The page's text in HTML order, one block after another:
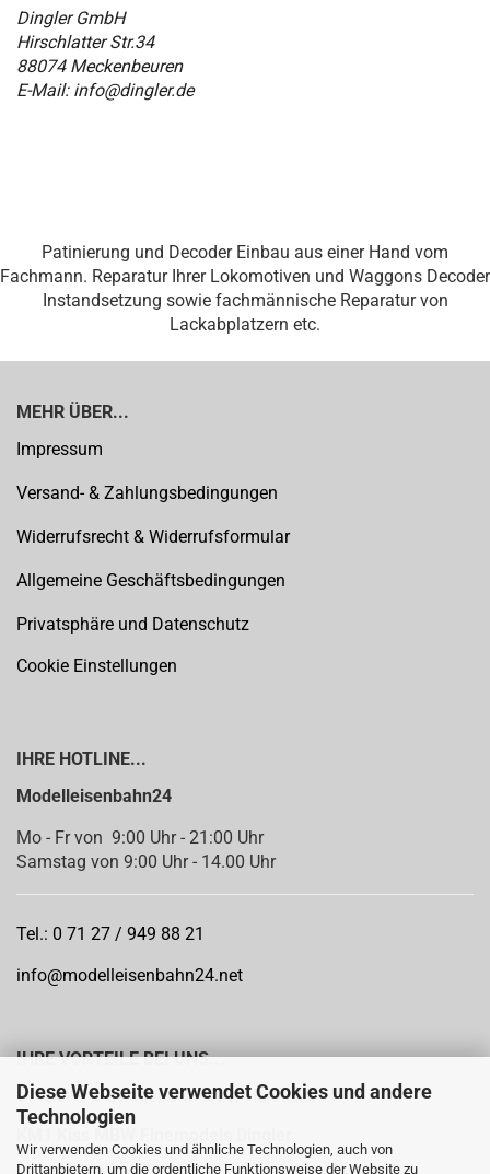
Diese Webseite verwendet Cookies und andere
Technologien
Wir verwenden Cookies und ähnliche Technologien, auch von
Drittanbietern, um die ordentliche Funktionsweise der Website zu
Dingler GmbH
Hirschlatter Str.34
88074 Meckenbeuren
E-Mail: info@dingler.de
Patinierung und Decoder Einbau aus einer Hand vom
Fachmann. Reparatur Ihrer Lokomotiven und Waggons Decoder
Instandsetzung sowie fachmännische Reparatur von
Lackabplatzern etc.
MEHR ÜBER...
Impressum
Versand- & Zahlungsbedingungen
Widerrufsrecht & Widerrufsformular
Allgemeine Geschäftsbedingungen
Privatsphäre und Datenschutz
Cookie Einstellungen
IHRE HOTLINE...
Modelleisenbahn24
Mo - Fr von 9:00 Uhr - 21:00 Uhr
Samstag von 9:00 Uhr - 14.00 Uhr
Tel.: 0 71 27 / 949 88 21
info@modelleisenbahn24.net
IHRE VORTEILE BEI UNS...
Offizieller Vertragspartner der Hersteller:
Kiss MBW Finemodels Dingler